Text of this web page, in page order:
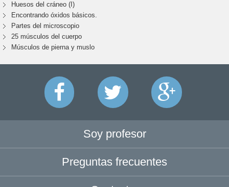
Huesos del cráneo (I)
Encontrando óxidos básicos.
Partes del microscopio
25 músculos del cuerpo
Músculos de pierna y muslo
Soy profesor
Preguntas frecuentes